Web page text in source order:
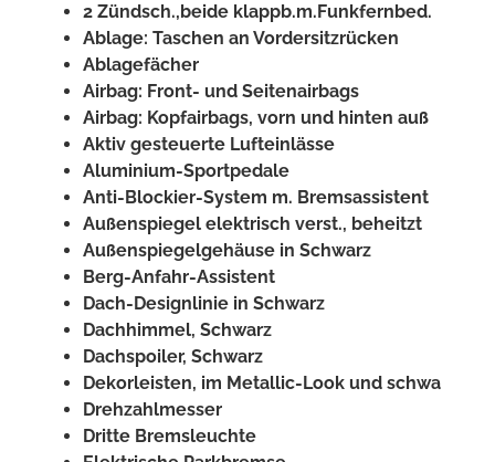
2 Zündsch.,beide klappb.m.Funkfernbed.
Ablage: Taschen an Vordersitzrücken
Ablagefächer
Airbag: Front- und Seitenairbags
Airbag: Kopfairbags, vorn und hinten auß
Aktiv gesteuerte Lufteinlässe
Aluminium-Sportpedale
Anti-Blockier-System m. Bremsassistent
Außenspiegel elektrisch verst., beheitzt
Außenspiegelgehäuse in Schwarz
Berg-Anfahr-Assistent
Dach-Designlinie in Schwarz
Dachhimmel, Schwarz
Dachspoiler, Schwarz
Dekorleisten, im Metallic-Look und schwa
Drehzahlmesser
Dritte Bremsleuchte